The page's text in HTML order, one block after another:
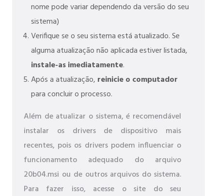
nome pode variar dependendo da versão do seu
sistema)
Verifique se o seu sistema está atualizado. Se
alguma atualização não aplicada estiver listada,
instale-as imediatamente.
Após a atualização, reinicie o computador
para concluir o processo.
Além de atualizar o sistema, é recomendável
instalar os drivers de dispositivo mais
recentes, pois os drivers podem influenciar o
funcionamento adequado do arquivo
20b04.msi ou de outros arquivos do sistema.
Para fazer isso, acesse o site do seu